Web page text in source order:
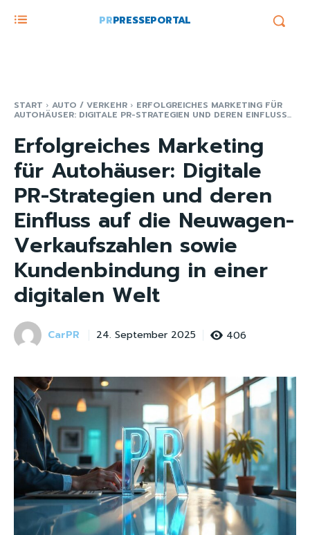
PRPRESSEPORTAL
START AUTO / VERKEHR ERFOLGREICHES MARKETING FÜR
AUTOHÄUSER: DIGITALE PR-STRATEGIEN UND DEREN EINFLUSS...
Erfolgreiches Marketing
für Autohäuser: Digitale
PR-Strategien und deren
Einfluss auf die Neuwagen-
Verkaufszahlen sowie
Kundenbindung in einer
digitalen Welt
CarPR 24. September 2025 406